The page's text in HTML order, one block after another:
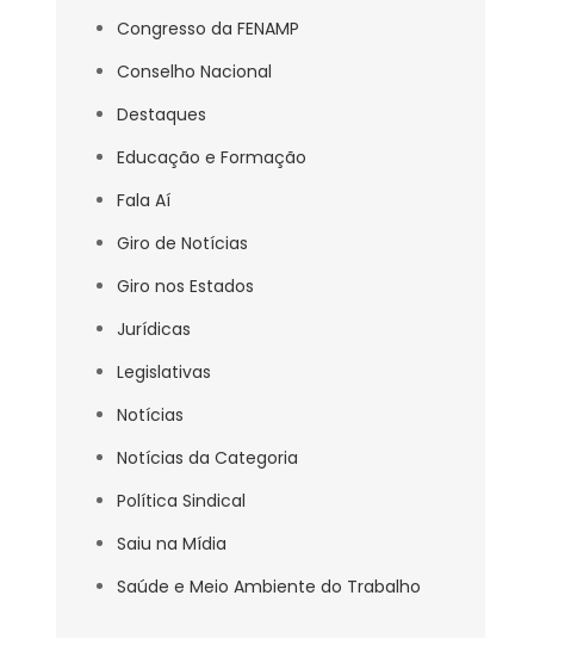
Congresso da FENAMP
Conselho Nacional
Destaques
Educação e Formação
Fala Aí
Giro de Notícias
Giro nos Estados
Jurídicas
Legislativas
Notícias
Notícias da Categoria
Política Sindical
Saiu na Mídia
Saúde e Meio Ambiente do Trabalho